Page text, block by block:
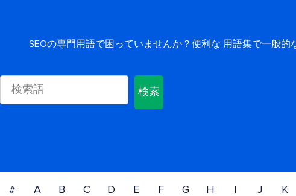
SEOの専門用語で困っていませんか？便利な 用語集で一般
検索
# A B C D E F G H J K